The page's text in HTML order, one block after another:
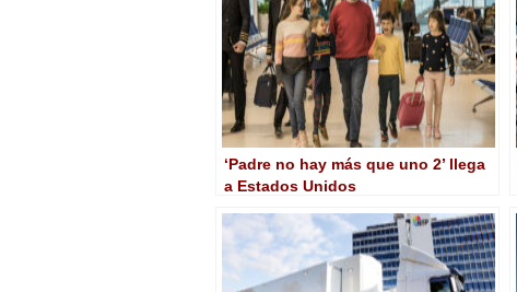
‘Padre no hay más que uno 2’ llega
a Estados Unidos